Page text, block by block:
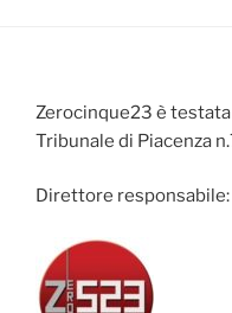
Zerocinque23 è
Tribunale di Piacenza
Direttore responsabile: